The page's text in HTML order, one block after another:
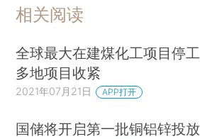
相关阅读
全球最大在建煤化工项目停工
多地项目收紧
2021年07月21日 APP打开
国储将开启第一批铜铝锌投放